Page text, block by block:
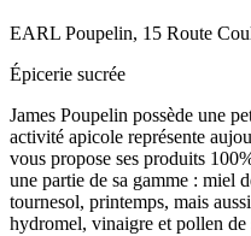
EARL Poupelin, 15 Route
Épicerie sucrée
James Poupelin possède une
activité apicole représente
vous propose ses produits
une partie de sa gamme : miel
tournesol, printemps, mais
hydromel, vinaigre et pollen de